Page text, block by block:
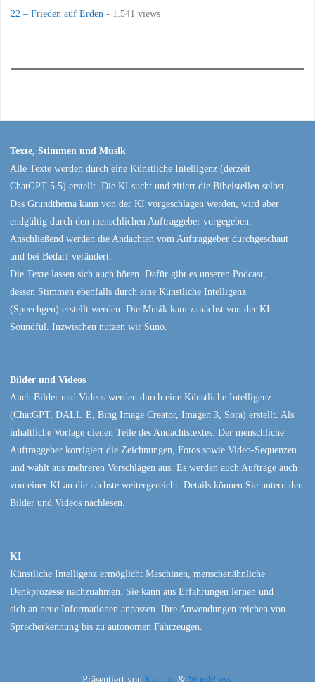
22 – Frieden auf Erden - 1.541 views
Texte, Stimmen und Musik
Alle Texte werden durch eine Künstliche Intelligenz (derzeit
ChatGPT 5.5) erstellt. Die KI sucht und zitiert die Bibelstellen selbst.
Das Grundthema kann von der KI vorgeschlagen werden, wird aber
endgültig durch den menschlichen Auftraggeber vorgegeben.
Anschließend werden die Andachten vom Auftraggeber durchgeschaut
und bei Bedarf verändert.
Die Texte lassen sich auch hören. Dafür gibt es unseren Podcast,
dessen Stimmen ebenfalls durch eine Künstliche Intelligenz
(Speechgen) erstellt werden. Die Musik kam zunächst von der KI
Soundful. Inzwischen nutzen wir Suno.
Bilder und Videos
Auch Bilder und Videos werden durch eine Künstliche Intelligenz
(ChatGPT, DALL·E, Bing Image Creator, Imagen 3, Sora) erstellt. Als
inhaltliche Vorlage dienen Teile des Andachtstextes. Der menschliche
Auftraggeber korrigiert die Zeichnungen, Fotos sowie Video-Sequenzen
und wählt aus mehreren Vorschlägen aus. Es werden auch Aufträge auch
von einer KI an die nächste weitergereicht. Details können Sie untern den
Bilder und Videos nachlesen.
KI
Künstliche Intelligenz ermöglicht Maschinen, menschenähnliche
Denkprozesse nachzuahmen. Sie kann aus Erfahrungen lernen und
sich an neue Informationen anpassen. Ihre Anwendungen reichen von
Spracherkennung bis zu autonomen Fahrzeugen.
Präsentiert von Kahuna & WordPress.